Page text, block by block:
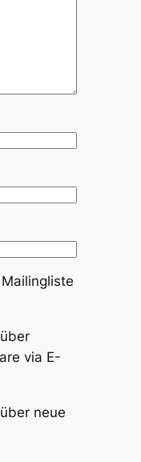
via E-
neue